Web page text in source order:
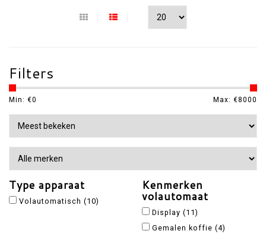
Filters
Min: €0 Max: €8000
Type apparaat
Volautomatisch (10)
Kenmerken
volautomaat
Display (11)
Gemalen koffie (4)